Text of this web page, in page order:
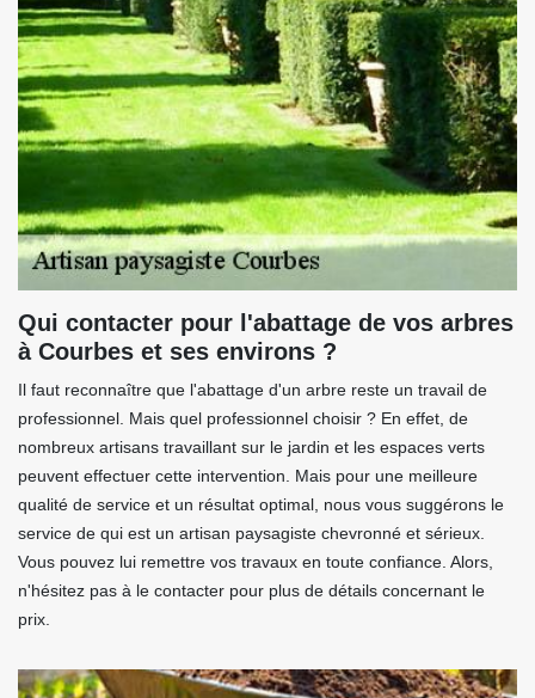
Qui contacter pour l'abattage de vos arbres
à Courbes et ses environs ?
Il faut reconnaître que l'abattage d'un arbre reste un travail de
professionnel. Mais quel professionnel choisir ? En effet, de
nombreux artisans travaillant sur le jardin et les espaces verts
peuvent effectuer cette intervention. Mais pour une meilleure
qualité de service et un résultat optimal, nous vous suggérons le
service de qui est un artisan paysagiste chevronné et sérieux.
Vous pouvez lui remettre vos travaux en toute confiance. Alors,
n'hésitez pas à le contacter pour plus de détails concernant le
prix.